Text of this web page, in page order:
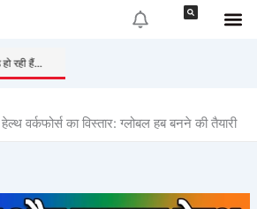
रही हैं...
वर्कफोर्स का विस्तार: ग्लोबल हब बनने की तैयारी